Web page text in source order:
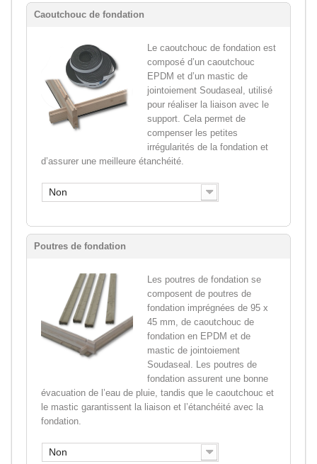
Caoutchouc de fondation
Le caoutchouc de fondation est
composé d’un caoutchouc
EPDM et d’un mastic de
jointoiement Soudaseal, utilisé
pour réaliser la liaison avec le
support. Cela permet de
compenser les petites
irrégularités de la fondation et
d’assurer une meilleure étanchéité.
Non
Poutres de fondation
Les poutres de fondation se
composent de poutres de
fondation imprégnées de 95 x
45 mm, de caoutchouc de
fondation en EPDM et de
mastic de jointoiement
Soudaseal. Les poutres de
fondation assurent une bonne
évacuation de l’eau de pluie, tandis que le caoutchouc et
le mastic garantissent la liaison et l’étanchéité avec la
fondation.
Non